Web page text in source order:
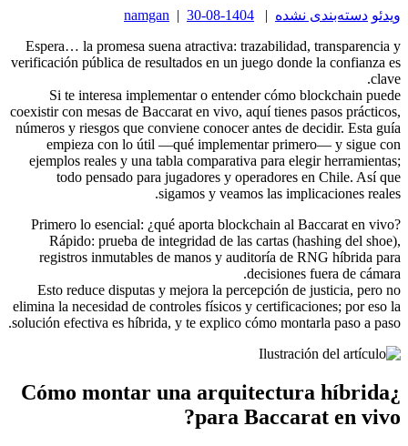
ویدئو دسته‌بندی نشده |
1404-08-30
|
namgan
Espera… la promesa suena atractiva: trazabilidad, transparencia y
verificación pública de resultados en un juego donde la confianza es
clave.
Si te interesa implementar o entender cómo blockchain puede
coexistir con mesas de Baccarat en vivo, aquí tienes pasos prácticos,
números y riesgos que conviene conocer antes de decidir. Esta guía
empieza con lo útil —qué implementar primero— y sigue con
ejemplos reales y una tabla comparativa para elegir herramientas;
todo pensado para jugadores y operadores en Chile. Así que
sigamos y veamos las implicaciones reales.
Primero lo esencial: ¿qué aporta blockchain al Baccarat en vivo?
Rápido: prueba de integridad de las cartas (hashing del shoe),
registros inmutables de manos y auditoría de RNG híbrida para
decisiones fuera de cámara.
Esto reduce disputas y mejora la percepción de justicia, pero no
elimina la necesidad de controles físicos y certificaciones; por eso la
solución efectiva es híbrida, y te explico cómo montarla paso a paso.
¿Cómo montar una arquitectura híbrida
para Baccarat en vivo?